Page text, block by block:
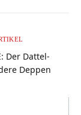
Der Dattel-
Deppen